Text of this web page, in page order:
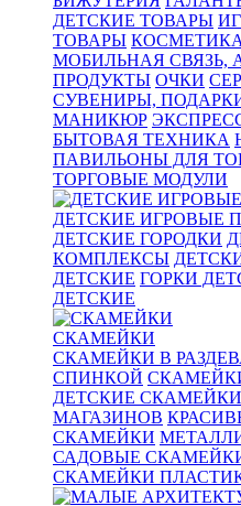
ДЕТСКИЕ ТОВАРЫ
ТОВАРЫ
МОБИЛЬНАЯ СВЯЗЬ,
ПРОДУКТЫ ОЧКИ
СУВЕНИРЫ,
МАНИКЮР
БЫТОВАЯ ТЕХНИКА
ПАВИЛЬОНЫ ДЛЯ
ТОРГОВЫЕ МОДУЛИ
ДЕТСКИЕ ИГРОВЫЕ
ДЕТСКИЕ ГОРОДКИ
КОМПЛЕКСЫ
ДЕТСКИЕ ГОРКИ
ДЕТСКИЕ
СКАМЕЙКИ
СКАМЕЙКИ В
СПИНКОЙ
ДЕТСКИЕ СКАМЕЙКИ
МАГАЗИНОВ
СКАМЕЙКИ
САДОВЫЕ
СКАМЕЙКИ